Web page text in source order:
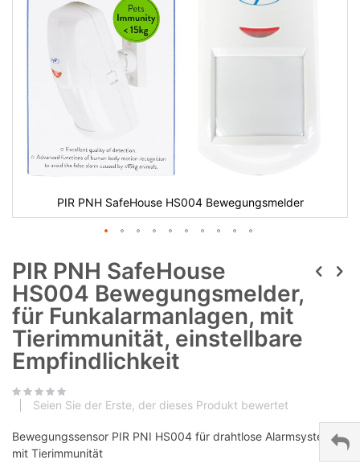
PIR PNH SafeHouse HS004 Bewegungsmelder
PIR PNH SafeHouse
HS004 Bewegungsmelder,
für Funkalarmanlagen, mit
Tierimmunität, einstellbare
Empfindlichkeit
Seien Sie der Erste, der dieses Produkt bewertet
Bewegungssensor PIR PNI HS004 für drahtlose Alarmsysteme
mit Tierimmunität